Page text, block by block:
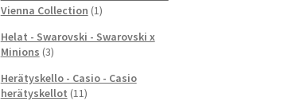
Vienna Collection (1)
Helat - Swarovski - Swarovski x
Minions (3)
Herätyskello - Casio - Casio
herätyskellot (11)